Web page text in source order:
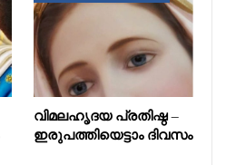
വിമലഹൃദയ പ്രതിഷ്ഠ –
ഇരുപത്തിയെട്ടാം ദിവസം